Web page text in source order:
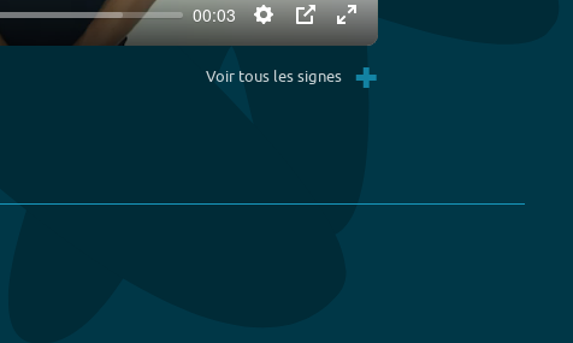
00:03
Settings
PIP Enter
fullscreen
Voir tous les signes +